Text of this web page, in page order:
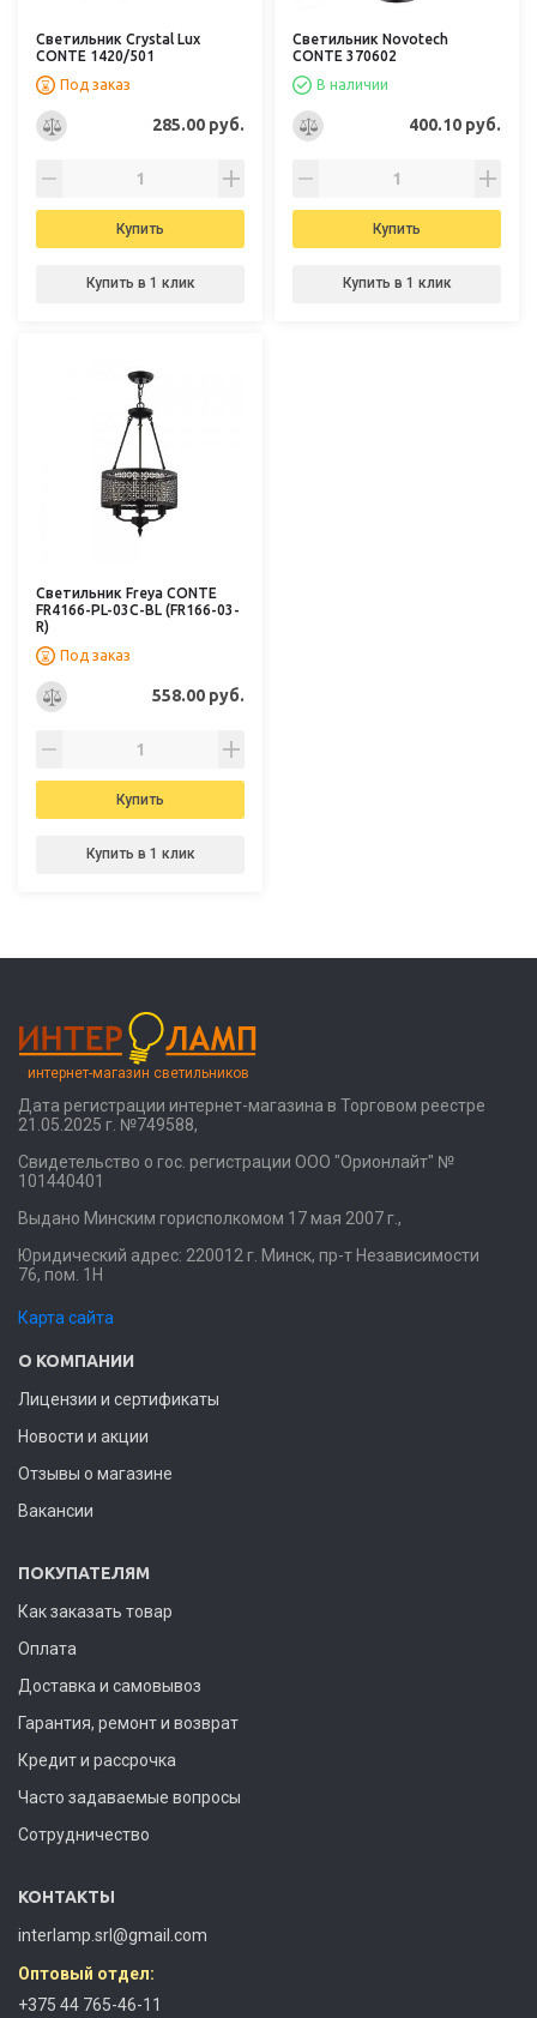
Светильник Crystal Lux
CONTE 1420/501
Под заказ
285.00 руб.
Купить
Купить в 1 клик
Светильник Novotech
CONTE 370602
В наличии
400.10 руб.
Купить
Купить в 1 клик
Светильник Freya CONTE
FR4166-PL-03C-BL (FR166-03-
R)
Под заказ
558.00 руб.
Купить
Купить в 1 клик
интернет-магазин светильников
Дата регистрации интернет-магазина в Торговом реестре
21.05.2025 г. №749588,
Свидетельство о гос. регистрации ООО "Орионлайт" №
101440401
Выдано Минским горисполкомом 17 мая 2007 г.,
Юридический адрес: 220012 г. Минск, пр-т Независимости
76, пом. 1Н
Карта сайта
О КОМПАНИИ
Лицензии и сертификаты
Новости и акции
Отзывы о магазине
Вакансии
ПОКУПАТЕЛЯМ
Как заказать товар
Оплата
Доставка и самовывоз
Гарантия, ремонт и возврат
Кредит и рассрочка
Часто задаваемые вопросы
Сотрудничество
КОНТАКТЫ
interlamp.srl@gmail.com
Оптовый отдел:
+375 44 765-46-11